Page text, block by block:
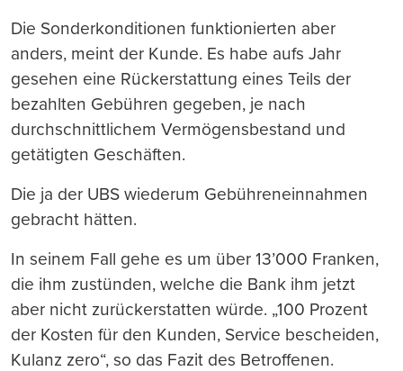
Die Sonderkonditionen funktionierten aber
anders, meint der Kunde. Es habe aufs Jahr
gesehen eine Rückerstattung eines Teils der
bezahlten Gebühren gegeben, je nach
durchschnittlichem Vermögensbestand und
getätigten Geschäften.
Die ja der UBS wiederum Gebühreneinnahmen
gebracht hätten.
In seinem Fall gehe es um über 13’000 Franken,
die ihm zustünden, welche die Bank ihm jetzt
aber nicht zurückerstatten würde. „100 Prozent
der Kosten für den Kunden, Service bescheiden,
Kulanz zero“, so das Fazit des Betroffenen.